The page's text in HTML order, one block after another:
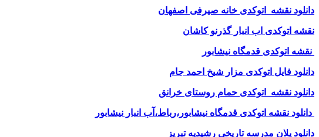
دانلود نقشه اتوکدی خانه صیرفی اصفهان
نقشه اتوکدی اب انبار گذرنو کاشان
نقشه اتوکدی قدمگاه نیشابور
دانلود فایل اتوکدی مزار شیخ احمد جام
دانلود نقشه اتوکدی حمام روستای خرانق
دانلود نقشه اتوکدی قدمگاه نیشابور،رباط،آب انبار نیشابور
دانلود پلان مدرسه تاریخی رشیدیه تبریز